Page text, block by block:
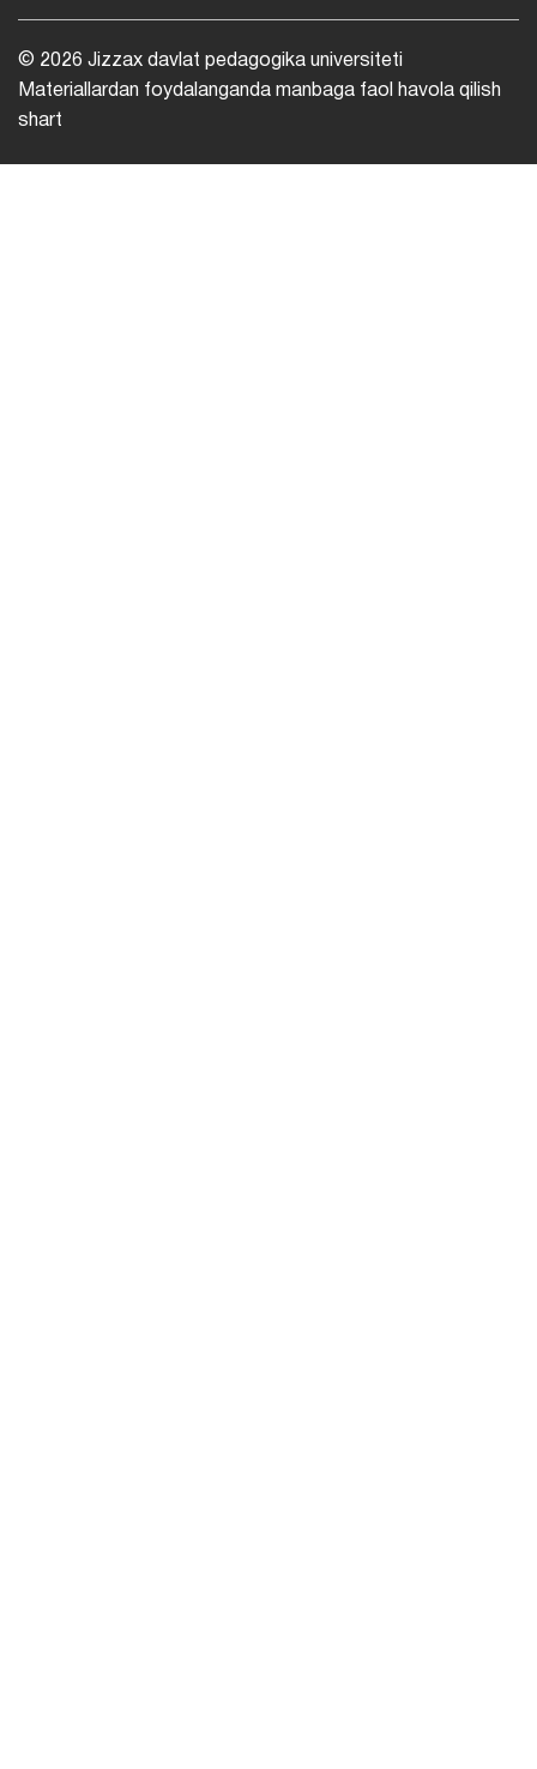
© 2026 Jizzax davlat pedagogika universiteti
Materiallardan foydalanganda manbaga faol havola qilish
shart